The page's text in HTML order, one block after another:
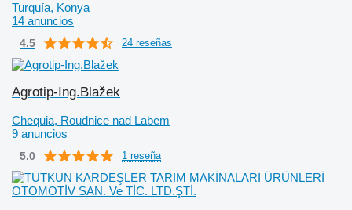
Turquía, Konya
14 anuncios
4.5 24 reseñas
Agrotip-Ing.Blažek
Chequia, Roudnice nad Labem
9 anuncios
5.0 1 reseña